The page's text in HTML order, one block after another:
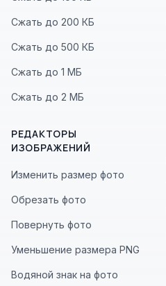
Сжать до 200 КБ
Сжать до 500 КБ
Сжать до 1 МБ
Сжать до 2 МБ
РЕДАКТОРЫ
ИЗОБРАЖЕНИЙ
Изменить размер фото
Обрезать фото
Повернуть фото
Уменьшение размера PNG
Водяной знак на фото